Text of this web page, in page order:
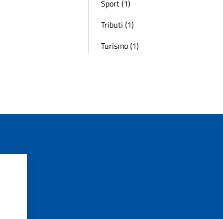
Sport (1)
Tributi (1)
Turismo (1)